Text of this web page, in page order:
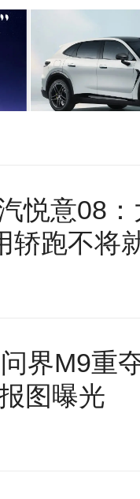
悦意08
轿跑不将
界M9重
图曝光